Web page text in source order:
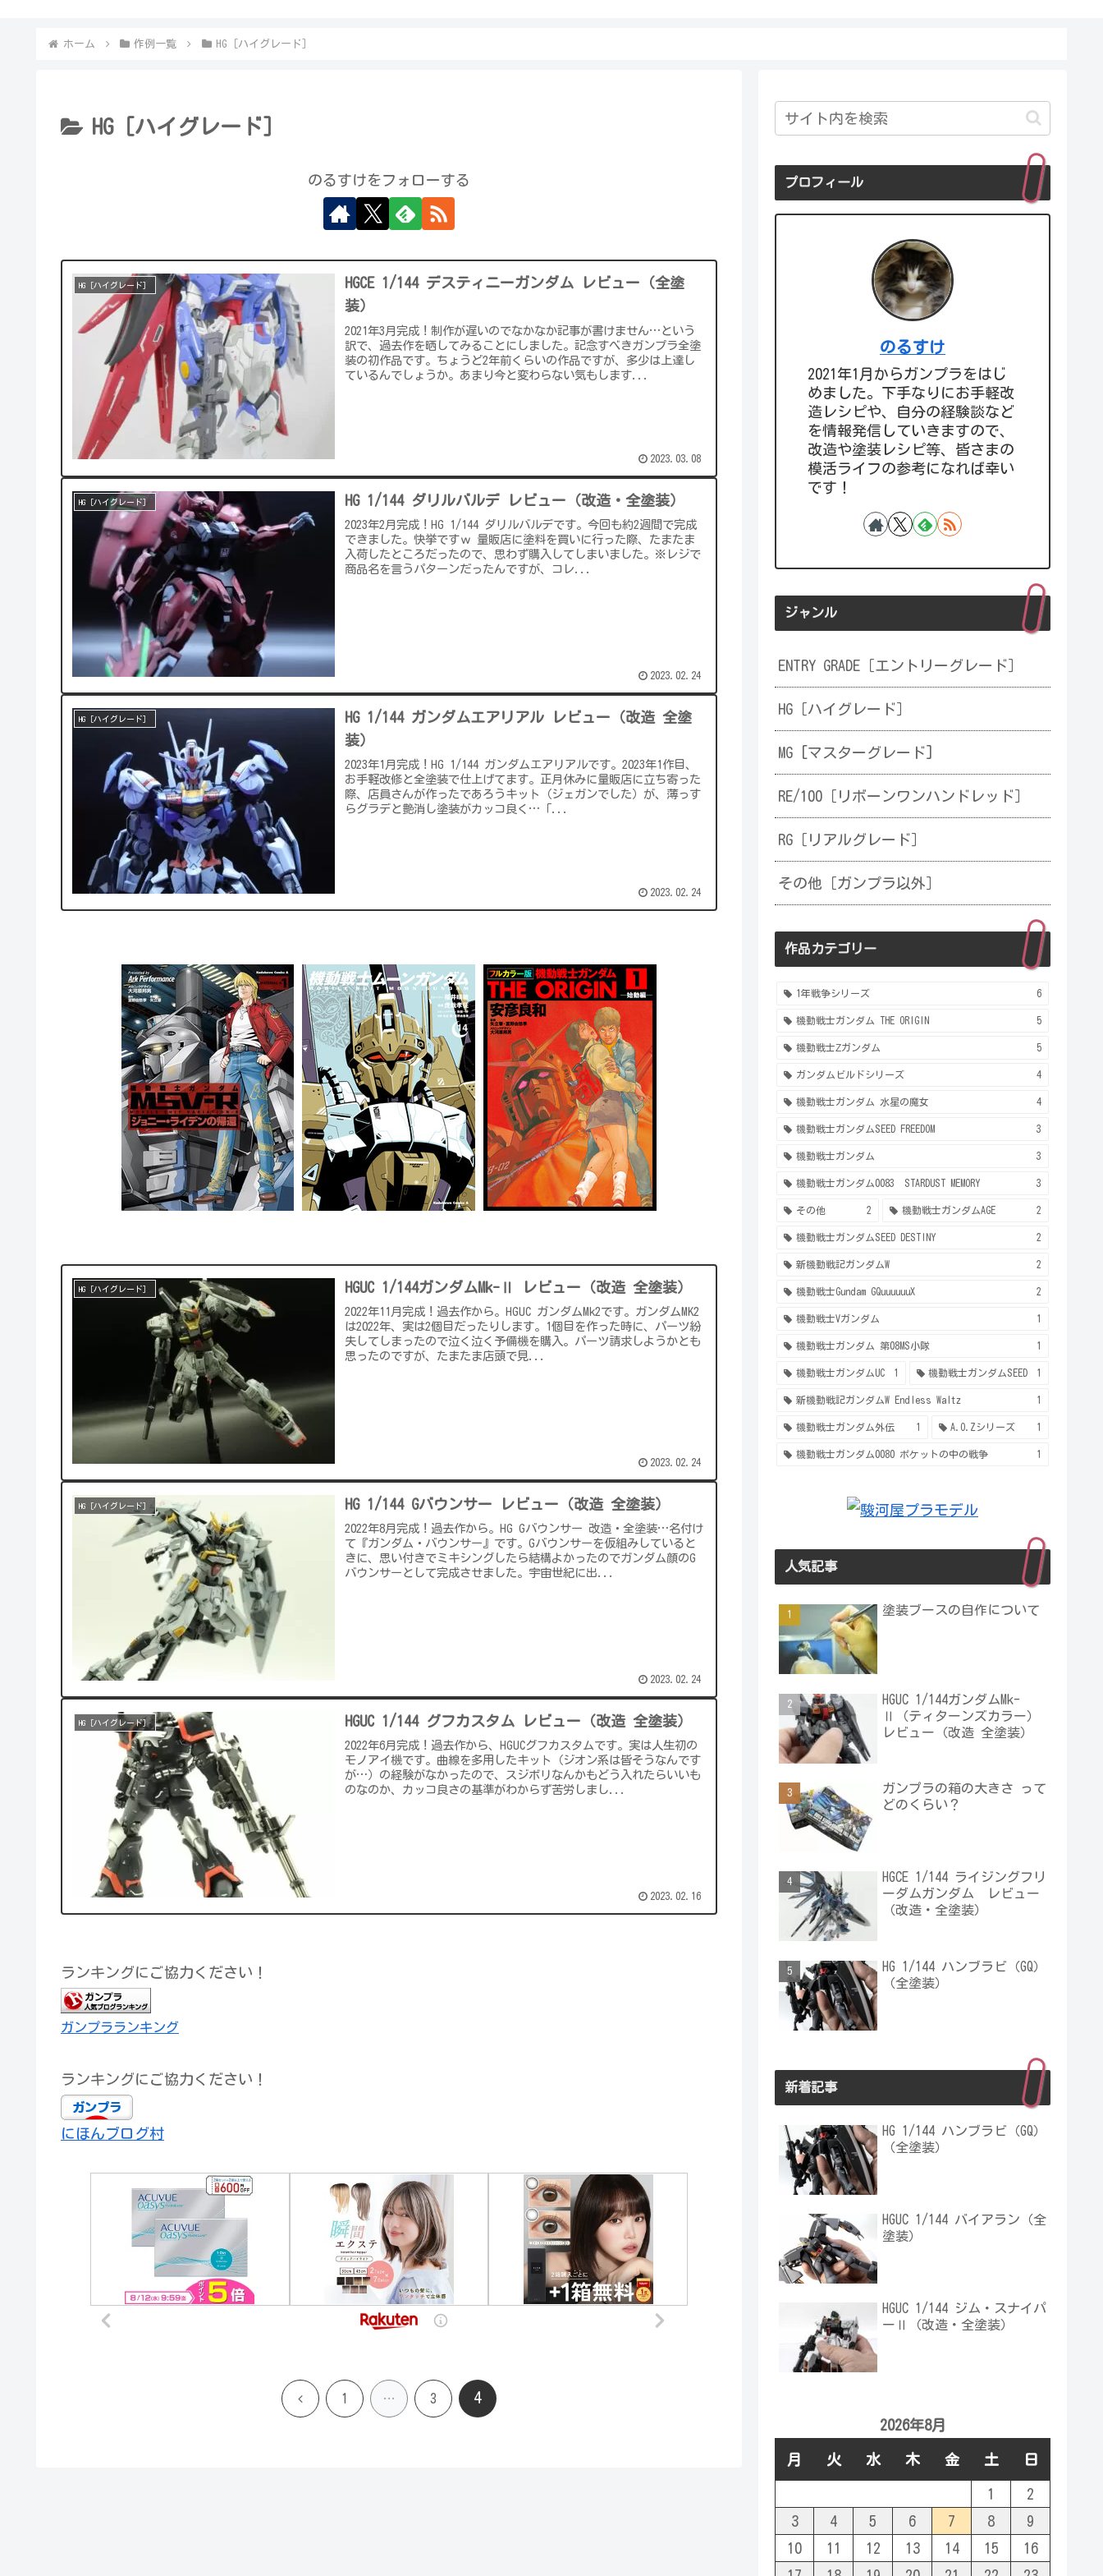
ホーム 作例一覧 HG［ハイグレード］
HG［ハイグレード］
のるすけをフォローする
HG［ハイグレード］
HGCE 1/144 デスティニーガンダム レビュー（全塗
装）
2021年3月完成！制作が遅いのでなかなか記事が書けません…という
訳で、過去作を晒してみることにしました。記念すべきガンプラ全塗
装の初作品です。ちょうど2年前くらいの作品ですが、多少は上達し
ているんでしょうか。あまり今と変わらない気もします...
2023.03.08
HG［ハイグレード］ HG 1/144 ダリルバルデ レビュー（改造・全塗装）
2023年2月完成！HG 1/144 ダリルバルデです。今回も約2週間で完成
できました。快挙ですｗ 量販店に塗料を買いに行った際、たまたま
入荷したところだったので、思わず購入してしまいました。※レジで
商品名を言うパターンだったんですが、コレ...
2023.02.24
HG［ハイグレード］
HG 1/144 ガンダムエアリアル レビュー（改造 全塗
装）
2023年1月完成！HG 1/144 ガンダムエアリアルです。2023年1作目、
お手軽改修と全塗装で仕上げてます。正月休みに量販店に立ち寄った
際、店員さんが作ったであろうキット（ジェガンでした）が、薄っす
らグラデと艶消し塗装がカッコ良く…「...
2023.02.24
HG［ハイグレード］ HGUC 1/144ガンダムMk-Ⅱ レビュー（改造 全塗装）
2022年11月完成！過去作から。HGUC ガンダムMk2です。ガンダムMK2
は2022年、実は2個目だったりします。1個目を作った時に、パーツ紛
失してしまったので泣く泣く予備機を購入。パーツ請求しようかとも
思ったのですが、たまたま店頭で見...
2023.02.24
HG［ハイグレード］ HG 1/144 Gバウンサー レビュー（改造 全塗装）
2022年8月完成！過去作から。HG Gバウンサー 改造・全塗装…名付け
て『ガンダム・バウンサー』です。Gバウンサーを仮組みしていると
きに、思い付きでミキシングしたら結構よかったのでガンダム顔のG
バウンサーとして完成させました。宇宙世紀に出...
2023.02.24
HG［ハイグレード］ HGUC 1/144 グフカスタム レビュー（改造 全塗装）
2022年6月完成！過去作から、HGUCグフカスタムです。実は人生初の
モノアイ機です。曲線を多用したキット（ジオン系は皆そうなんです
が…）の経験がなかったので、スジボリなんかもどう入れたらいいも
のなのか、カッコ良さの基準がわからず苦労しまし...
2023.02.16
ランキングにご協力ください！
ガンプラランキング
ランキングにご協力ください！
にほんブログ村
前 1 … 3 4
プロフィール
のるすけ
2021年1月からガンプラをはじ
めました。下手なりにお手軽改
造レシピや、自分の経験談など
を情報発信していきますので、
改造や塗装レシピ等、皆さまの
模活ライフの参考になれば幸い
です！
ジャンル
ENTRY GRADE［エントリーグレード］
HG［ハイグレード］
MG [マスターグレード]
RE/100［リボーンワンハンドレッド］
RG［リアルグレード］
その他［ガンプラ以外］
作品カテゴリー
1年戦争シリーズ 6
機動戦士ガンダム THE ORIGIN 5
機動戦士Ζガンダム 5
ガンダムビルドシリーズ 4
機動戦士ガンダム 水星の魔女 4
機動戦士ガンダムSEED FREEDOM 3
機動戦士ガンダム 3
機動戦士ガンダム0083 STARDUST MEMORY 3
その他 2 機動戦士ガンダムAGE 2
機動戦士ガンダムSEED DESTINY 2
新機動戦記ガンダムW 2
機動戦士Gundam GQuuuuuuX 2
機動戦士Vガンダム 1
機動戦士ガンダム 第08MS小隊 1
機動戦士ガンダムUC 1 機動戦士ガンダムSEED 1
新機動戦記ガンダムW Endless Waltz 1
機動戦士ガンダム外伝 1 A.O.Zシリーズ 1
機動戦士ガンダム0080 ポケットの中の戦争 1
人気記事
塗装ブースの自作について
HGUC 1/144ガンダムMk-
Ⅱ（ティターンズカラー）
レビュー（改造 全塗装）
ガンプラの箱の大きさ って
どのくらい？
HGCE 1/144 ライジングフリ
ーダムガンダム レビュー
（改造・全塗装）
HG 1/144 ハンブラビ（GQ）
（全塗装）
新着記事
HG 1/144 ハンブラビ（GQ）
（全塗装）
HGUC 1/144 バイアラン（全
塗装）
HGUC 1/144 ジム・スナイパ
ーⅡ（改造・全塗装）
2026年8月
月 火 水 木 金 土 日
1
2
3
4 5 6 7 8
9
10
11 12 13 14 15
16